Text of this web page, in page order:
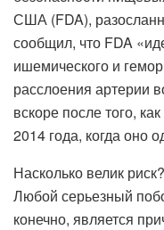
США (FDA),
сообщил, что FDA
ишемического и
расслоения артерии
вскоре после того,
2014 года, когда оно
Насколько велик риск?
Любой серьезный
конечно, является